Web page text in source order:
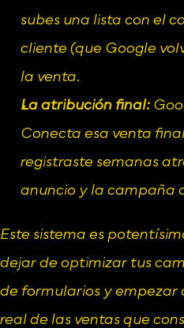
subes una lista con el
cliente (que Google
la venta.
La atribución final:
Conecta esa venta
registraste semanas
anuncio y la campaña
Este sistema es
dejar de optimizar tus
de formularios y empezar
real de las ventas que